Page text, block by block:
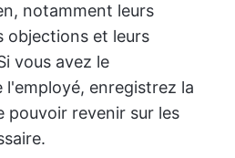
notamment leurs
objections et leurs
vous avez le
enregistrez la
pouvoir revenir sur les